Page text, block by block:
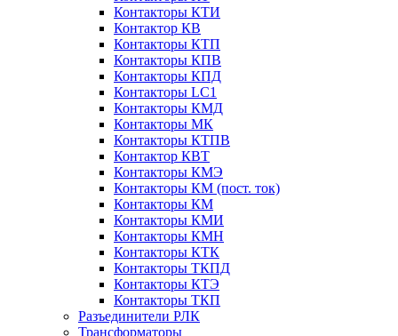
Контакторы КТИ
Контактор КВ
Контакторы КТП
Контакторы КПВ
Контакторы КПД
Контакторы LC1
Контакторы КМД
Контакторы МК
Контакторы КТПВ
Контактор КВТ
Контакторы КМЭ
Контакторы КМ (пост. ток)
Контакторы КМ
Контакторы КМИ
Контакторы КМН
Контакторы КТК
Контакторы ТКПД
Контакторы КТЭ
Контакторы ТКП
Разъединители РЛК
Трансформаторы